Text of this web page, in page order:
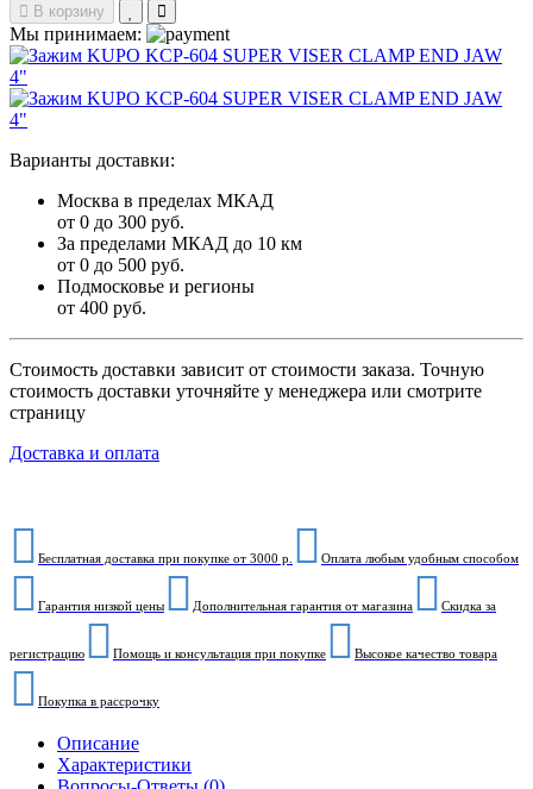
В корзину
Мы принимаем:
Варианты доставки:
Москва в пределах МКАД
от 0 до 300 руб.
За пределами МКАД до 10 км
от 0 до 500 руб.
Подмосковье и регионы
от 400 руб.
Стоимость доставки зависит от стоимости заказа. Точную
стоимость доставки уточняйте у менеджера или смотрите
страницу
Доставка и оплата
Бесплатная доставка при покупке от 3000 р. Оплата любым удобным способом
Гарантия низкой цены Дополнительная гарантия от магазина Скидка за
регистрацию Помощь и консультация при покупке Высокое качество товара
Покупка в рассрочку
Описание
Характеристики